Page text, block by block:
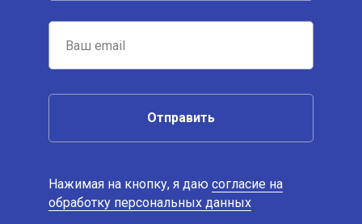
Отправить
Нажимая на кнопку, я даю согласие на
обработку персональных данных